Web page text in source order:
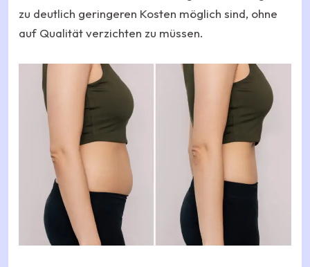
zu deutlich geringeren Kosten möglich sind, ohne
auf Qualität verzichten zu müssen.